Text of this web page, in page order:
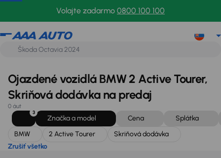
Volajte zadarmo 0800 100 100
BMW
Ojazdené vozidlá BMW 2 Active Tourer,
Skriňová dodávka na predaj
0 áut
3
Značka a model Cena
Splátka
BMW
2 Active Tourer
Skriňová dodávka
Zrušiť všetko